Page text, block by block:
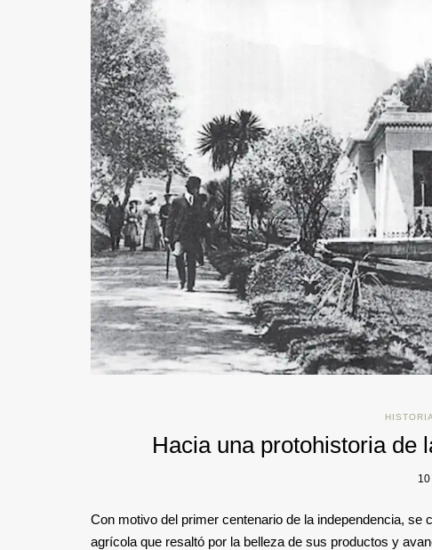
Hacia una protohistoria de
Con motivo del primer centenario de la independencia,
agrícola que resaltó por la belleza de sus productos y